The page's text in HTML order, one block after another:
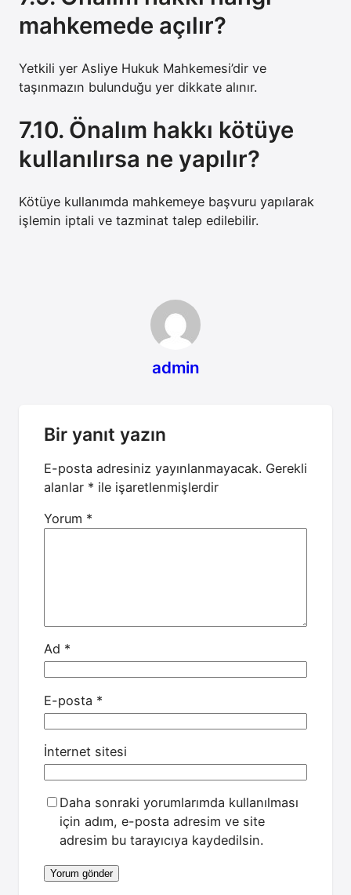
mahkemede açılır?
Yetkili yer Asliye Hukuk Mahkemesi’dir ve
taşınmazın bulunduğu yer dikkate alınır.
7.10. Önalım hakkı kötüye
kullanılırsa ne yapılır?
Kötüye kullanımda mahkemeye başvuru yapılarak
işlemin iptali ve tazminat talep edilebilir.
admin
Bir yanıt yazın
E-posta adresiniz yayınlanmayacak. Gerekli
alanlar * ile işaretlenmişlerdir
Yorum *
Ad *
E-posta *
İnternet sitesi
Daha sonraki yorumlarımda kullanılması
için adım, e-posta adresim ve site
adresim bu tarayıcıya kaydedilsin.